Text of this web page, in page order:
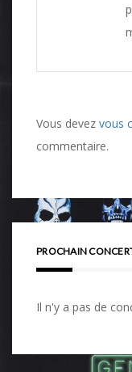
Vous devez vous
commentaire.
PROCHAIN
Il n'y a pas de